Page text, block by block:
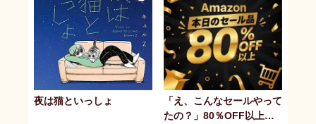
夜は猫といっしょ
「え、こんなセールやって
たの？」80％OFF以上が